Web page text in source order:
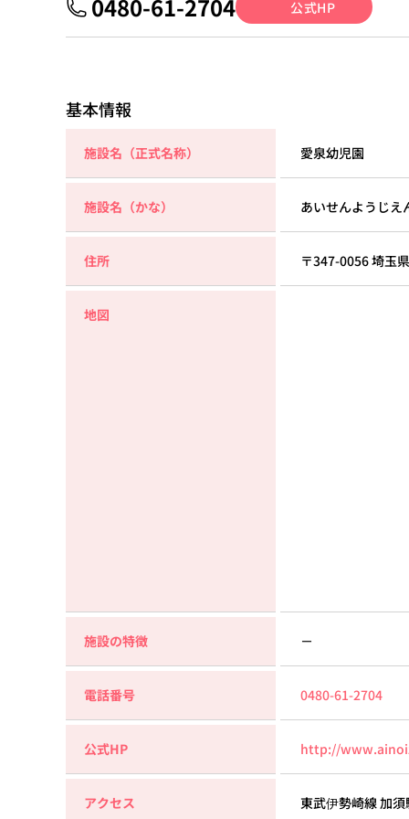
0480-61-2704 公式HP
基本情報
施設名（正式名称） 愛泉幼児園
施設名（かな） あいせんようじえ
住所 〒347-0056 埼玉
地図
施設の特徴 －
電話番号 0480-61-2704
公式HP http://
アクセス 東武伊勢崎線 加